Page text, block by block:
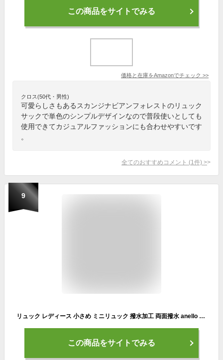
この商品をサイトでみる
価格と在庫をAmazonでチェック >>
クロス(50代・男性)
可愛らしさもあるスカンジナビアンフォレストのリュック
サックで単色のシンプルデザインなので普段使いとしても
使用できてカジュアルファッションにも合わせやすいです
。
全てのおすすめコメント (1 件) >
9
リュック レディース 小さめ ミニリュック 撥水加工 両面撥水 anello アネロ ブランド かわいい おしゃれ マザーズリュック 軽量 通学 通勤 リュックサック プレゼント 母の日 ギフト メール便送料無料
この商品をサイトでみる